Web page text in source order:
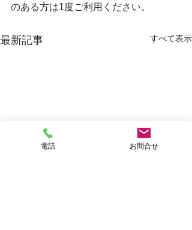
のある方は1度ご利用ください。
最新記事 すべて表示
電話 お問合せ